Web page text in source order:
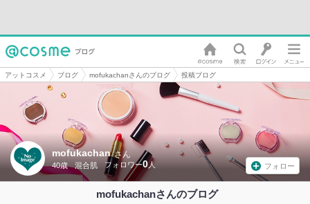
アットコスメ ブログ mofukachanさんのブログ 投稿ブログ
mofukachan さん
40歳 混合肌 0 フォロー
mofukachanさんのブログ